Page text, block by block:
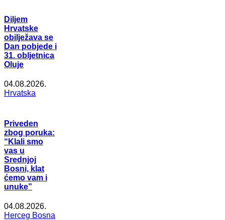
Diljem
Hrvatske
obilježava se
Dan pobjede i
31. obljetnica
Oluje
04.08.2026.
Hrvatska
Priveden
zbog poruka:
“Klali smo
vas u
Srednjoj
Bosni, klat
ćemo vam i
unuke”
04.08.2026.
Herceg Bosna